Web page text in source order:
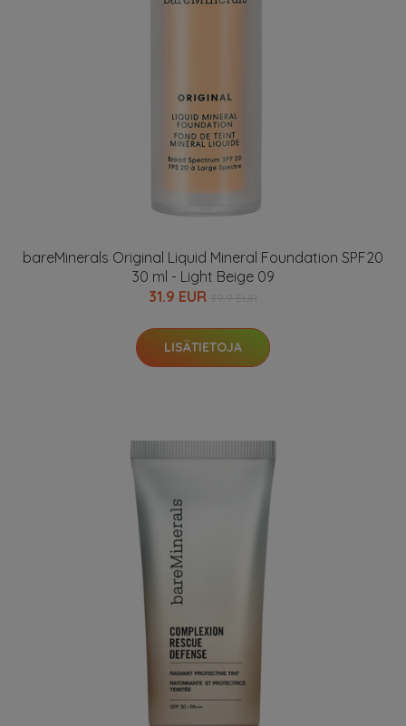
bareMinerals Original Liquid Mineral Foundation SPF20
30 ml - Light Beige 09
31.9 EUR
LISÄTIETOJA